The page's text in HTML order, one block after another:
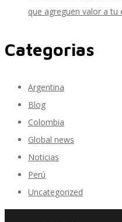
SAP Time
que agreguen valor a tu
Categorias
Argentina
Blog
Colombia
Global news
Noticias
Perú
Uncategorized